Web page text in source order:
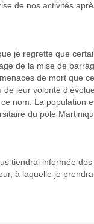
de nos activités
je regrette que
de la mise de
de mort que
de leur volonté
nom. La population
du pôle
tiendrai informée
à laquelle je